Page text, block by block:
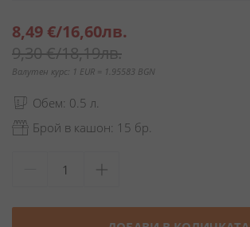
Специална
цена
8,49 €/16,60лв.
9,30 €/18,19лв.
Валутен курс: 1 EUR = 1.95583 BGN
Обем: 0.5 л.
Брой в кашон: 15 бр.